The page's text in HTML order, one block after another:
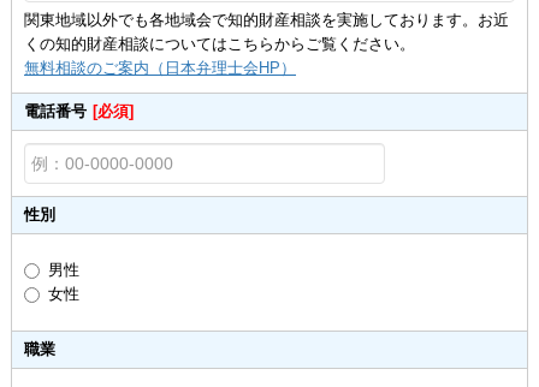
関東地域以外でも各地域会で知的財産相談を実施しております。お近
くの知的財産相談についてはこちらからご覧ください。
無料相談のご案内（日本弁理士会HP）
電話番号 [必須]
性別
男性
女性
職業